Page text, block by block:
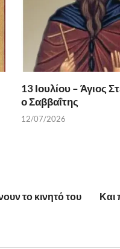
13 Ιουλίου – Άγιος
ο Σαββαΐτης
12/07/2026
το κινητό του
Και